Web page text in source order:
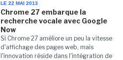
LE 22 MAI 2013
Chrome 27 embarque la
recherche vocale avec Google
Now
Si Chrome 27 améliore un peu la vitesse
d'affichage des pages web, mais
l'innovation réside dans l'intégration de